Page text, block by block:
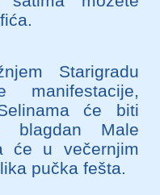
Starigradu
manifestacije,
će biti
blagdan Male
će u večernjim
pučka fešta.